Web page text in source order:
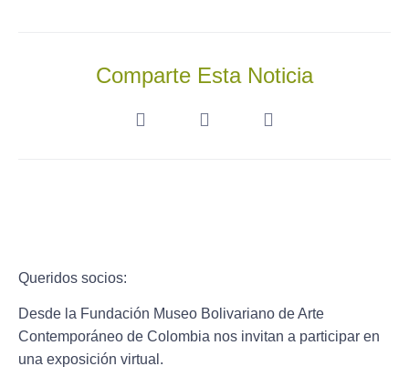
Comparte Esta Noticia
Queridos socios:
Desde la Fundación Museo Bolivariano de Arte
Contemporáneo de Colombia nos invitan a participar en
una exposición virtual.